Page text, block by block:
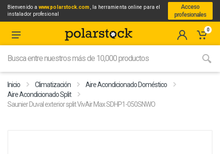
Bienvenido awww.polarstock.com, la herramienta online para el
instalador profesional
Acceso
profesionales
0
Inicio Climatización
Aire Acondicionado Doméstico
Aire Acondicionado Split
Saunier Duval exterior split VivAir Max SDHP1-050SNWO